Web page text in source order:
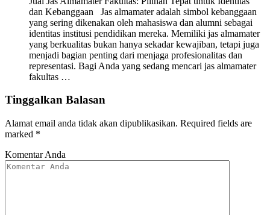
dan Kebanggaan Jas almamater adalah simbol kebanggaan
yang sering dikenakan oleh mahasiswa dan alumni sebagai
identitas institusi pendidikan mereka. Memiliki jas almamater
yang berkualitas bukan hanya sekadar kewajiban, tetapi juga
menjadi bagian penting dari menjaga profesionalitas dan
representasi. Bagi Anda yang sedang mencari jas almamater
fakultas …
Tinggalkan Balasan
Alamat email anda tidak akan dipublikasikan. Required fields are
marked *
Komentar Anda